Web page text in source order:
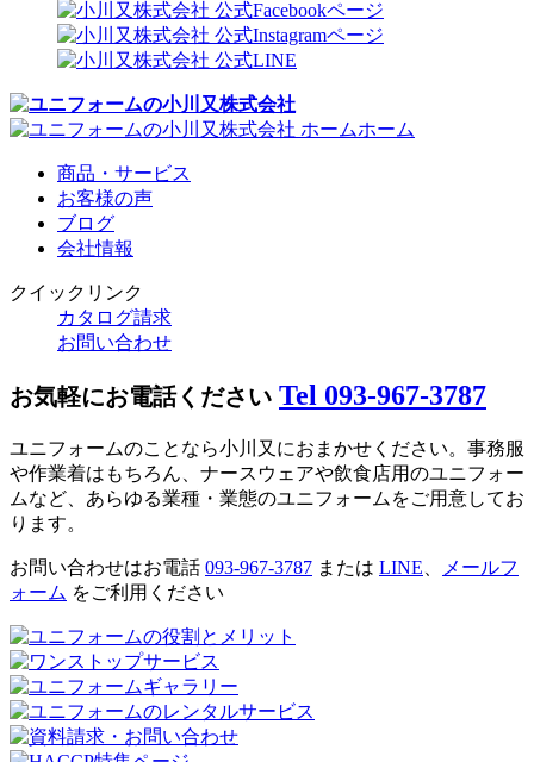
ホーム
商品・サービス
お客様の声
ブログ
会社情報
クイックリンク
カタログ請求
お問い合わせ
お気軽にお電話ください Tel 093-967-3787
ユニフォームのことなら小川又におまかせください。事務服
や作業着はもちろん、ナースウェアや飲食店用のユニフォー
ムなど、あらゆる業種・業態のユニフォームをご用意してお
ります。
お問い合わせはお電話 093-967-3787 または LINE
メールフ
ォーム をご利用ください